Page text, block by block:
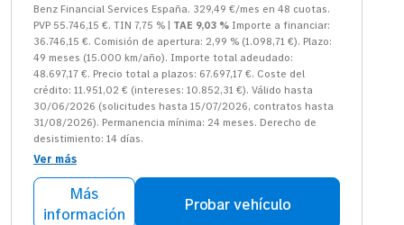
Benz Financial Services España. 329,49 €/mes en 48 cuotas.
PVP 55.746,15 €. TIN 7,75 % | TAE 9,03 % Importe a financiar:
36.746,15 €. Comisión de apertura: 2,99 % (1.098,71 €). Plazo:
49 meses (15.000 km/año). Importe total adeudado:
48.697,17 €. Precio total a plazos: 67.697,17 €. Coste del
crédito: 11.951,02 € (intereses: 10.852,31 €). Válido hasta
30/06/2026 (solicitudes hasta 15/07/2026, contratos hasta
31/08/2026). Permanencia mínima: 24 meses. Derecho de
desistimiento: 14 días.
Ver más
Más
información
Probar vehículo